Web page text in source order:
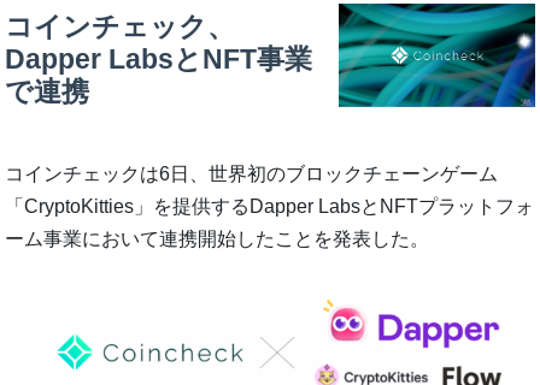
コインチェック、
Dapper LabsとNFT事業
で連携
コインチェックは6日、世界初のブロックチェーンゲーム
「CryptoKitties」を提供するDapper LabsとNFTプラットフォ
ーム事業において連携開始したことを発表した。